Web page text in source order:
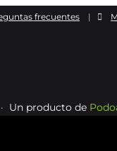
frecuentes |
Un producto de